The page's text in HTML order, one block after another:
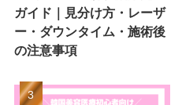
ガイド｜見分け方・レーザ
ー・ダウンタイム・施術後
の注意事項